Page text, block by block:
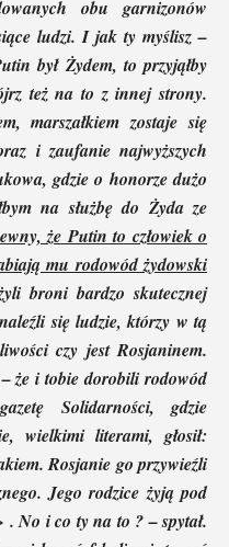
obu garnizonów
ludzi. I jak ty myślisz –
był Żydem, to przyjąłby
też na to z innej strony.
marszałkiem zostaje się
i zaufanie najwyższych
gdzie o honorze dużo
na służbę do Żyda ze
że Putin to człowiek o
mu rodowód żydowski
broni bardzo skutecznej
się ludzie, którzy w tą
czy jest Rosjaninem.
że i tobie dorobili rodowód
Solidarności, gdzie
wielkimi literami, głosił:
Rosjanie go przywieźli
Jego rodzice żyją pod
No i co ty na to ? – spytał.